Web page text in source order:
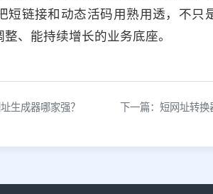
短链接和动态活码用熟用透，不只
、能持续增长的业务底座。
生成器哪家强？ 下一篇：短网址转